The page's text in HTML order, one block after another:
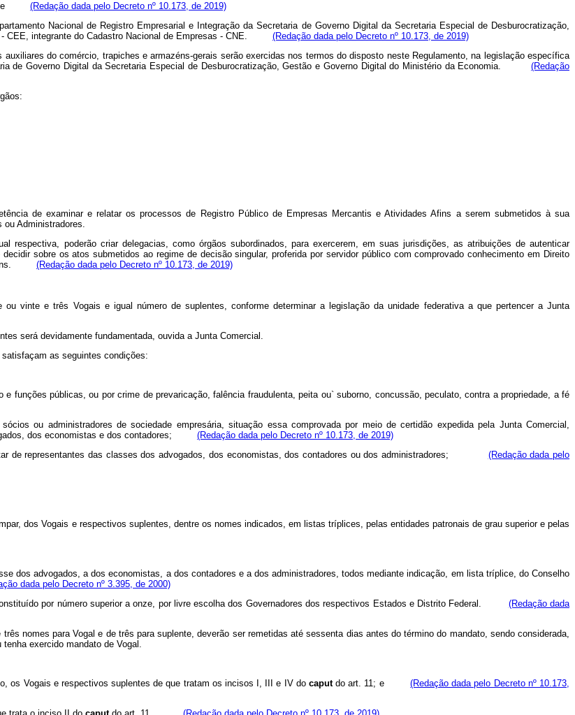
e (Redação dada pelo Decreto nº 10.173, de 2019)
Nacional de Registro Empresarial e Integração da Secretaria de Governo Digital da Secretaria Especial de Desburocratização,
- CEE, integrante do Cadastro Nacional de Empresas - CNE. (Redação dada pelo Decreto nº 10.173, de 2019)
do comércio, trapiches e armazéns-gerais serão exercidas nos termos do disposto neste Regulamento, na legislação específica
de Governo Digital da Secretaria Especial de Desburocratização, Gestão e Governo Digital do Ministério da Economia. (Redação
de examinar e relatar os processos de Registro Público de Empresas Mercantis e Atividades Afins a serem submetidos à sua
ou Administradores.
poderão criar delegacias, como órgãos subordinados, para exercerem, em suas jurisdições, as atribuições de autenticar
sobre os atos submetidos ao regime de decisão singular, proferida por servidor público com comprovado conhecimento em Direito
Afins. (Redação dada pelo Decreto nº 10.173, de 2019)
vinte e três Vogais e igual número de suplentes, conforme determinar a legislação da unidade federativa a que pertencer a Junta
será devidamente fundamentada, ouvida a Junta Comercial.
as seguintes condições:
funções públicas, ou por crime de prevaricação, falência fraudulenta, peita ou` suborno, concussão, peculato, contra a propriedade, a fé
ou administradores de sociedade empresária, situação essa comprovada por meio de certidão expedida pela Junta Comercial,
dos economistas e dos contadores; (Redação dada pelo Decreto nº 10.173, de 2019)
de representantes das classes dos advogados, dos economistas, dos contadores ou dos administradores; (Redação dada pelo
dos Vogais e respectivos suplentes, dentre os nomes indicados, em listas tríplices, pelas entidades patronais de grau superior e pelas
dos advogados, a dos economistas, a dos contadores e a dos administradores, todos mediante indicação, em lista tríplice, do Conselho
dada pelo Decreto nº 3.395, de 2000)
por número superior a onze, por livre escolha dos Governadores dos respectivos Estados e Distrito Federal. (Redação dada
nomes para Vogal e de três para suplente, deverão ser remetidas até sessenta dias antes do término do mandato, sendo considerada,
exercido mandato de Vogal.
os Vogais e respectivos suplentes de que tratam os incisos I, III e IV do caputdo art. 11; e(Redação dada pelo Decreto nº 10.173,